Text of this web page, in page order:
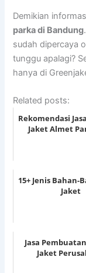
Demikian
parka di Bandung
sudah dipercaya
tunggu apalagi?
hanya di
Related posts:
Rekomendasi
Jaket Almet
15+ Jenis Bahan-
Jaket
Jasa
Jaket